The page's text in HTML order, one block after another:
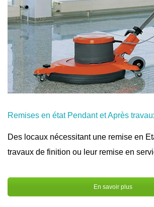
Remises en état Pendant et Après
Des locaux nécessitant une remise en
travaux de finition ou leur remise en
En savoir plus